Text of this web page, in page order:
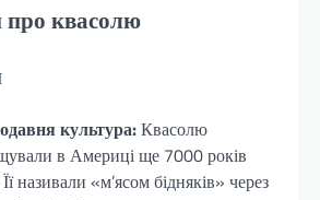
про квасолю
культура:Квасолю
в Америці ще 7000 років
називали «м’ясом бідняків» через